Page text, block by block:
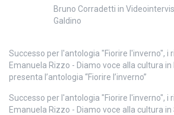
Bruno Corradetti in
Galdino
Successo per l'antologia "Fiorire l'inverno", i
Emanuela Rizzo - Diamo voce alla cultura in
presenta l’antologia “Fiorire l’inverno”
Successo per l'antologia "Fiorire l'inverno", i
Emanuela Rizzo - Diamo voce alla cultura in